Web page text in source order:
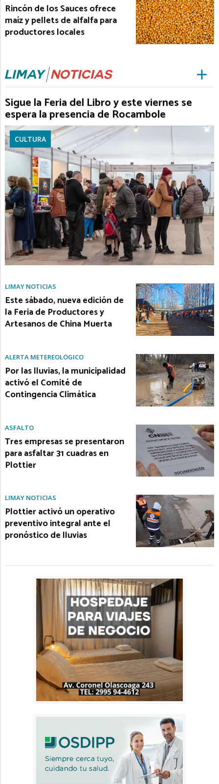
Rincón de los Sauces ofrece
maíz y pellets de alfalfa para
productores locales
Sigue la Feria del Libro y este viernes se
espera la presencia de Rocambole
CULTURA
LIMAY NOTICIAS
Este sábado, nueva edición de
la Feria de Productores y
Artesanos de China Muerta
ALERTA METEREOLÓGICO
Por las lluvias, la municipalidad
activó el Comité de
Contingencia Climática
ASFALTO
Tres empresas se presentaron
para asfaltar 31 cuadras en
Plottier
LIMAY NOTICIAS
Plottier activó un operativo
preventivo integral ante el
pronóstico de lluvias